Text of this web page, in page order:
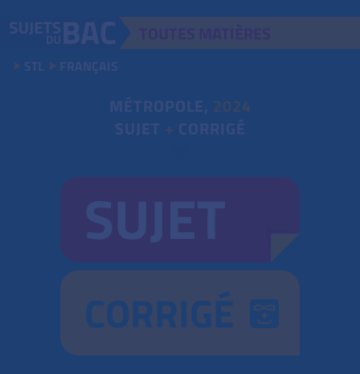
STL FRANÇAIS
MÉTROPOLE, 2024
SUJET + CORRIGÉ
CORRIGÉ